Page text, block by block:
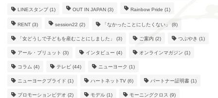
LINEスタンプ(1) OUT IN JAPAN (3) Rainbow Pride (1)
RENT (3) session22 (2) 「なかったことにしたくない」 (8)
「女どうしで子どもを産むことにしました」 (3) ご案内 (2) つぶやき (1)
アール・ブリュット (3) インタビュー (4) オンラインマガジン (1)
コラム (4) テレビ (44) ニューヨーク (1)
ニューヨークプライド (1) ハートネットTV (6) パートナー証明書 (1)
プロモーションビデオ (2) モデル (1) モーニングクロス (9)